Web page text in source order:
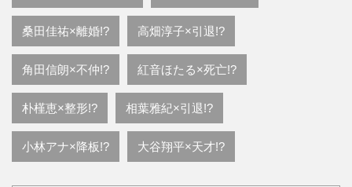
桑田佳祐×離婚!? 高畑淳子×引退!?
角田信朗×不仲!? 紅音ほたる×死亡!?
朴槿恵×整形!? 相葉雅紀×引退!?
小林アナ×降板!? 大谷翔平×天才!?